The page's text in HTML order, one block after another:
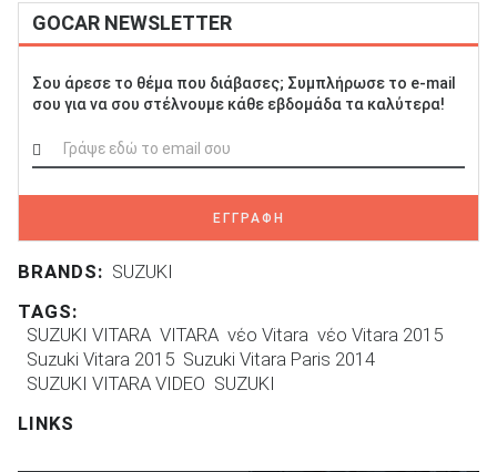
GOCAR NEWSLETTER
Σου άρεσε το θέμα που διάβασες; Συμπλήρωσε το e-mail
σου για να σου στέλνουμε κάθε εβδομάδα τα καλύτερα!
ΕΓΓΡΑΦΗ
BRANDS: SUZUKI
TAGS:
SUZUKI VITARA VITARA νέο Vitara νέο Vitara 2015
Suzuki Vitara 2015 Suzuki Vitara Paris 2014
SUZUKI VITARA VIDEO SUZUKI
LINKS